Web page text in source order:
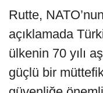
Rutte,
açıklamada
ülkenin 70 yılı
güçlü bir